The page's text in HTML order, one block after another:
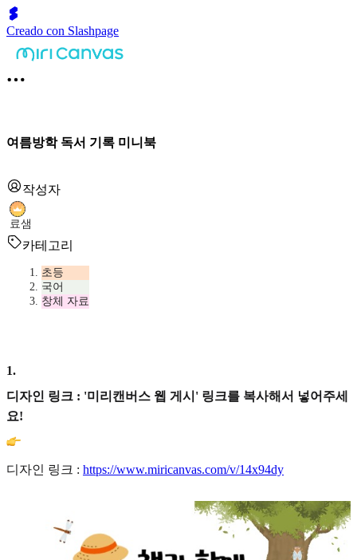
Creado con Slashpage
여름방학 독서 기록 미니북
작성자
료샘
카테고리
초등
국어
창체 자료
1.
디자인 링크 : '미리캔버스 웹 게시' 링크를 복사해서 넣어주세
요!
디자인 링크 : https://www.miricanvas.com/v/14x94dy